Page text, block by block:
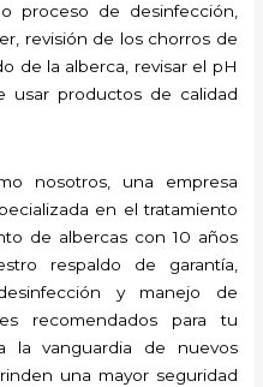
proceso de desinfección,
revisión de los chorros de
de la alberca, revisar el pH
usar productos de calidad
nosotros, una empresa
en el tratamiento
de albercas con 10 años
respaldo de garantía,
y manejo de
recomendados para tu
la vanguardia de nuevos
una mayor seguridad